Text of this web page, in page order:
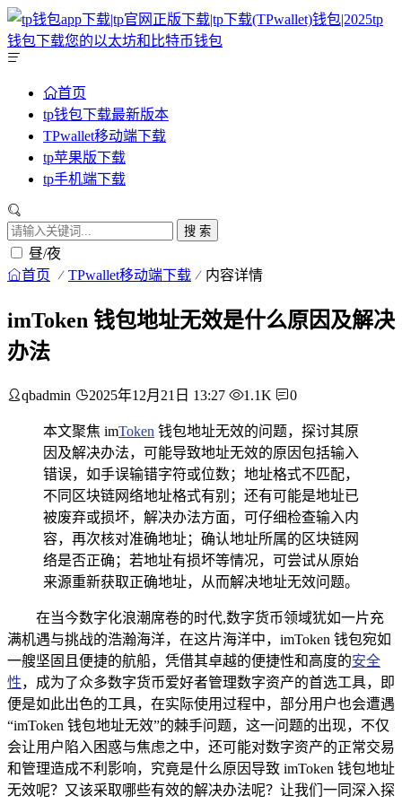
首页
tp钱包下载最新版本
TPwallet移动端下载
tp苹果版下载
tp手机端下载
搜 索
昼/夜
首页 TPwallet移动端下载 内容详情
imToken 钱包地址无效是什么原因及解决
办法
qbadmin 2025年12月21日 13:27 1.1K 0
本文聚焦 imToken 钱包地址无效的问题，探讨其原
因及解决办法，可能导致地址无效的原因包括输入
错误，如手误输错字符或位数；地址格式不匹配，
不同区块链网络地址格式有别；还有可能是地址已
被废弃或损坏，解决办法方面，可仔细检查输入内
容，再次核对准确地址；确认地址所属的区块链网
络是否正确；若地址有损坏等情况，可尝试从原始
来源重新获取正确地址，从而解决地址无效问题。
在当今数字化浪潮席卷的时代,数字货币领域犹如一片充
满机遇与挑战的浩瀚海洋，在这片海洋中，imToken 钱包宛如
一艘坚固且便捷的航船，凭借其卓越的便捷性和高度的安全
性，成为了众多数字货币爱好者管理数字资产的首选工具，即
便是如此出色的工具，在实际使用过程中，部分用户也会遭遇
“imToken 钱包地址无效”的棘手问题，这一问题的出现，不仅
会让用户陷入困惑与焦虑之中，还可能对数字资产的正常交易
和管理造成不利影响，究竟是什么原因导致 imToken 钱包地址
无效呢？又该采取哪些有效的解决办法呢？让我们一同深入探